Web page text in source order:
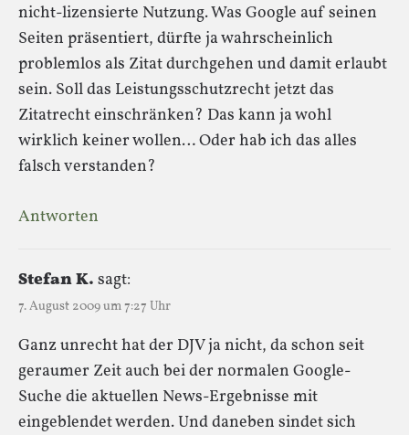
nicht-lizensierte Nutzung. Was Google auf seinen
Seiten präsentiert, dürfte ja wahrscheinlich
problemlos als Zitat durchgehen und damit erlaubt
sein. Soll das Leistungsschutzrecht jetzt das
Zitatrecht einschränken? Das kann ja wohl
wirklich keiner wollen… Oder hab ich das alles
falsch verstanden?
Antworten
Stefan K. sagt:
7. August 2009 um 7:27 Uhr
Ganz unrecht hat der DJV ja nicht, da schon seit
geraumer Zeit auch bei der normalen Google-
Suche die aktuellen News-Ergebnisse mit
eingeblendet werden. Und daneben sindet sich